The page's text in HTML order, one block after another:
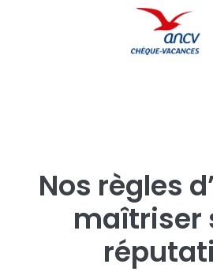
Nos règles
maîtriser